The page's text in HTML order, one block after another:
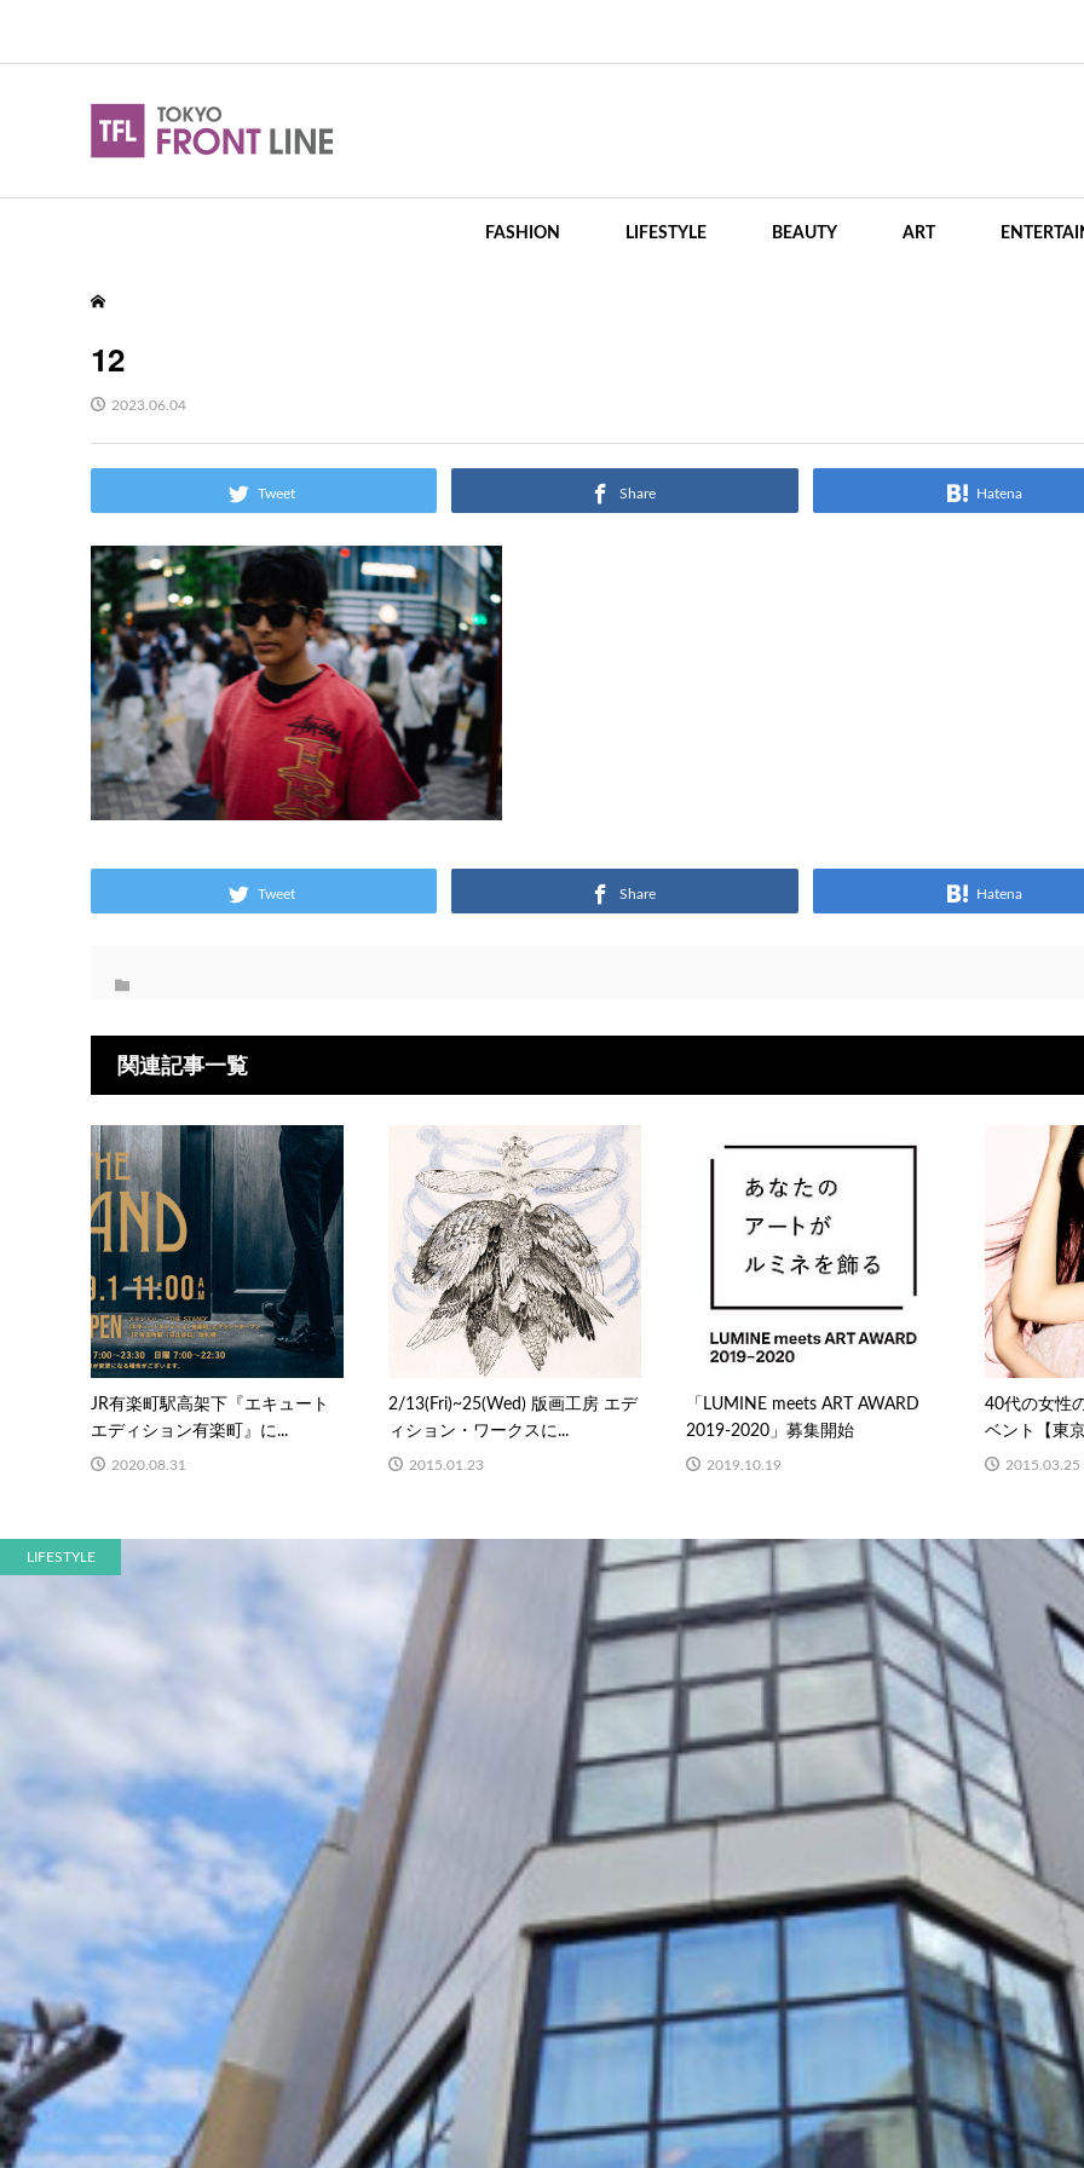
FASHION LIFESTYLE BEAUTY ART
12
2023.06.04
Tweet Share Hatena
Tweet Share Hatena
関連記事一覧
JR有楽町駅高架下『エキュート
エディション有楽町』に...
2020.08.31
2/13(Fri)~25(Wed) 版画工房 エデ
ィション・ワークスに...
2015.01.23
「LUMINE meets ART AWARD
2019-2020」募集開始
2019.10.19
40代の女性
ベント【東
2015.03.25
LIFESTYLE